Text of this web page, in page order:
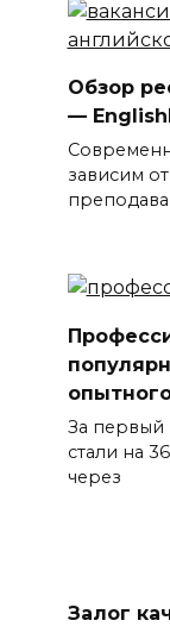
Обзор
—
зависим
За первый
стали на
через
Залог